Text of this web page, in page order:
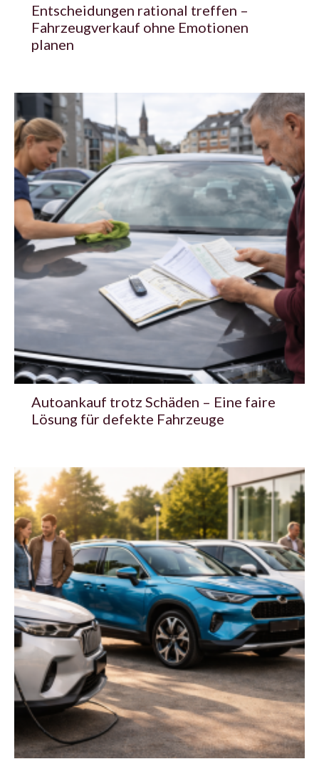
Entscheidungen rational treffen –
Fahrzeugverkauf ohne Emotionen
planen
Autoankauf trotz Schäden – Eine faire
Lösung für defekte Fahrzeuge